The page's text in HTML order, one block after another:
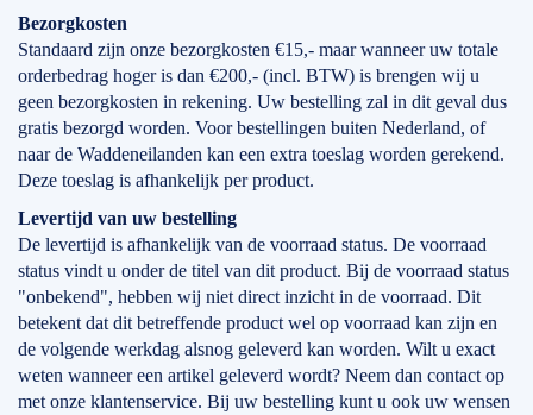
Bezorgkosten
Standaard zijn onze bezorgkosten €15,- maar wanneer uw totale
orderbedrag hoger is dan €200,- (incl. BTW) is brengen wij u
geen bezorgkosten in rekening. Uw bestelling zal in dit geval dus
gratis bezorgd worden. Voor bestellingen buiten Nederland, of
naar de Waddeneilanden kan een extra toeslag worden gerekend.
Deze toeslag is afhankelijk per product.
Levertijd van uw bestelling
De levertijd is afhankelijk van de voorraad status. De voorraad
status vindt u onder de titel van dit product. Bij de voorraad status
"onbekend", hebben wij niet direct inzicht in de voorraad. Dit
betekent dat dit betreffende product wel op voorraad kan zijn en
de volgende werkdag alsnog geleverd kan worden. Wilt u exact
weten wanneer een artikel geleverd wordt? Neem dan contact op
met onze klantenservice. Bij uw bestelling kunt u ook uw wensen